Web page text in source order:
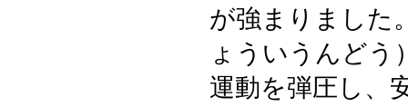
が強まりました
ょういうんどう
運動を弾圧し、